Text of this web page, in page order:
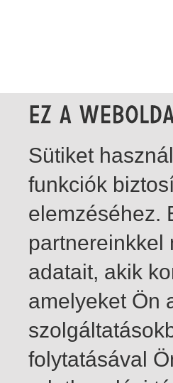
1-20 / insgesamt 27 Treffer
Sütiket
funkciók
elemzéséhez.
partnereinkkel
adatait, akik
amelyeket Ön
folytatásával